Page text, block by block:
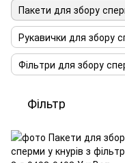
Пакети для збору
Рукавички для збору
Фільтри для збору
Фільтр